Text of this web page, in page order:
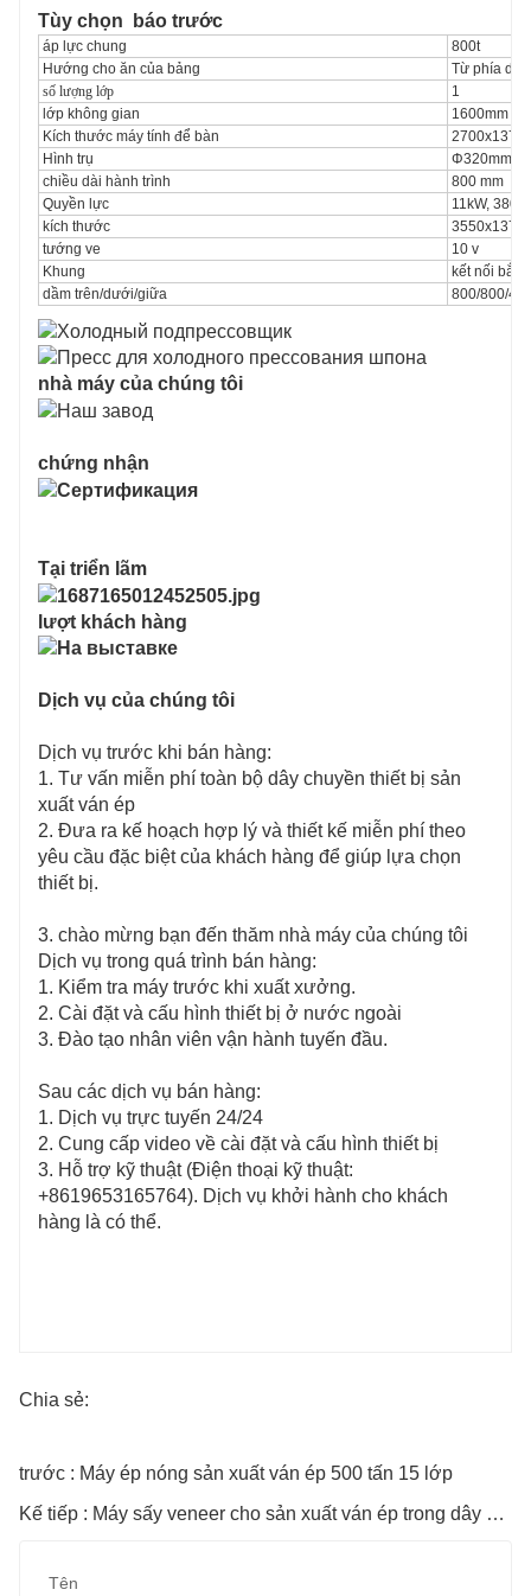
Tùy chọn báo trước
áp lực chung
800t
Hướng cho ăn của bảng
Từ phía dài
số lượng lớp
1
lớp không gian
1600mm
Kích thước máy tính để bàn
Hình trụ
Φ320mm*2
chiều dài hành trình
800 mm
Quyền lực
11kW, 380v
kích thước
tướng ve
10 v
Khung
kết nối bắt
dầm trên/dưới/giữa
800/800/
nhà máy của chúng tôi
chứng nhận
Tại triển lãm
lượt khách hàng
Dịch vụ của chúng tôi
Dịch vụ trước khi bán hàng:
1. Tư vấn miễn phí toàn bộ dây chuyền thiết bị sản
xuất ván ép
2. Đưa ra kế hoạch hợp lý và thiết kế miễn phí theo
yêu cầu đặc biệt của khách hàng để giúp lựa chọn
thiết bị.
3. chào mừng bạn đến thăm nhà máy của chúng tôi
Dịch vụ trong quá trình bán hàng:
1. Kiểm tra máy trước khi xuất xưởng.
2. Cài đặt và cấu hình thiết bị ở nước ngoài
3. Đào tạo nhân viên vận hành tuyến đầu.
Sau các dịch vụ bán hàng:
1. Dịch vụ trực tuyến 24/24
2. Cung cấp video về cài đặt và cấu hình thiết bị
3. Hỗ trợ kỹ thuật (Điện thoại kỹ thuật:
+8619653165764). Dịch vụ khởi hành cho khách
hàng là có thể.
Chia sẻ:
trước : Máy ép nóng sản xuất ván ép 500 tấn 15 lớp
Kế tiếp : Máy sấy veneer cho sản xuất ván ép trong dây chuyền sản xuất ván ép
Tên